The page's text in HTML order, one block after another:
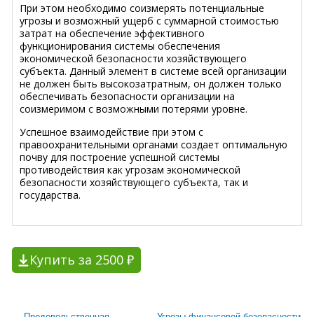
При этом необходимо соизмерять потенциальные
угрозы и возможный ущерб с суммарной стоимостью
затрат на обеспечение эффективного
функционирования системы обеспечения
экономической безопасности хозяйствующего
субъекта. Данный элемент в системе всей организации
не должен быть высокозатратным, он должен только
обеспечивать безопасности организации на
соизмеримом с возможными потерями уровне.
Успешное взаимодействие при этом с
правоохранительными органами создает оптимальную
почву для построение успешной системы
противодействия как угрозам экономической
безопасности хозяйствующего субъекта, так и
государства.
Купить за 2500 ₽